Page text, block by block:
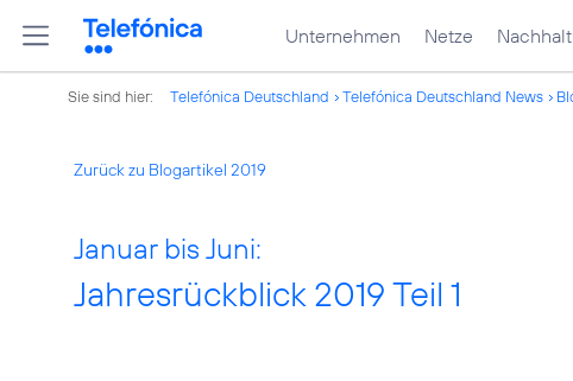
Unternehmen Netze
Sie sind hier: Telefónica Deutschland Telefónica Deutschland News
Zurück zu Blogartikel 2019
Januar bis Juni:
Jahresrückblick 2019 Teil 1